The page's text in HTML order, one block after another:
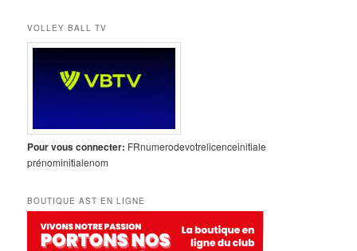
h
e
VOLLEY BALL TV
Pour vous connecter: FRnumerodevotrelicenceinitiale
prénominitialenom
BOUTIQUE AST EN LIGNE